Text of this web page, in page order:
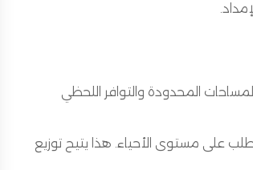
المحدودة والتوافر اللحظي
على مستوى الأحياء. هذا يتيح توزيع